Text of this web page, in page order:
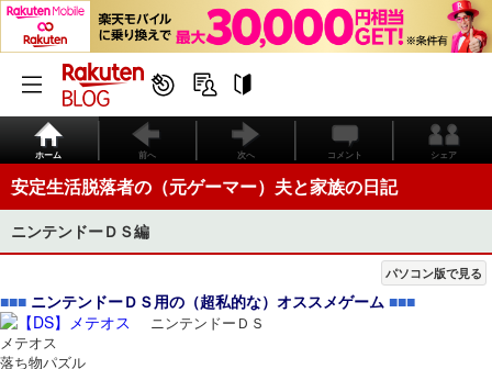
ホーム 前へ 次へ コメント シェア
安定生活脱落者の（元ゲーマー）夫と家族の日記
ニンテンドーＤＳ編
パソコン版で見る
■■■ ニンテンドーＤＳ用の（超私的な）オススメゲーム ■■■
ニンテンドーＤＳ
メテオス
落ち物パズル